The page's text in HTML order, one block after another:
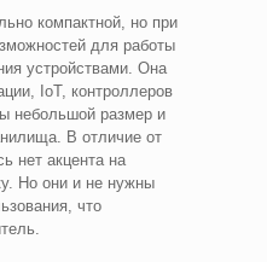
компактной, но при
для работы
устройствами. Она
IoT, контроллеров
небольшой размер и
В отличие от
нет акцента на
Но они и не нужны
что